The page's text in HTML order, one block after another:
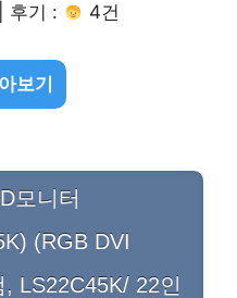
후기 : 4건
보기
모니터
(RGB DVI
LS22C45K/ 22인